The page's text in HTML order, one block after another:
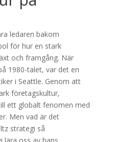
ledaren bakom
för hur en stark
och framgång. När
1980-talet, var det en
i Seattle. Genom att
företagskultur,
ett globalt fenomen med
Men vad är det
strategi så